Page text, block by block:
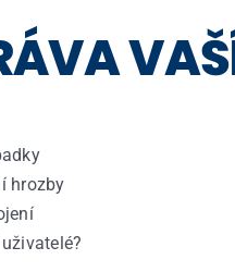
hrozby
uživatelé?